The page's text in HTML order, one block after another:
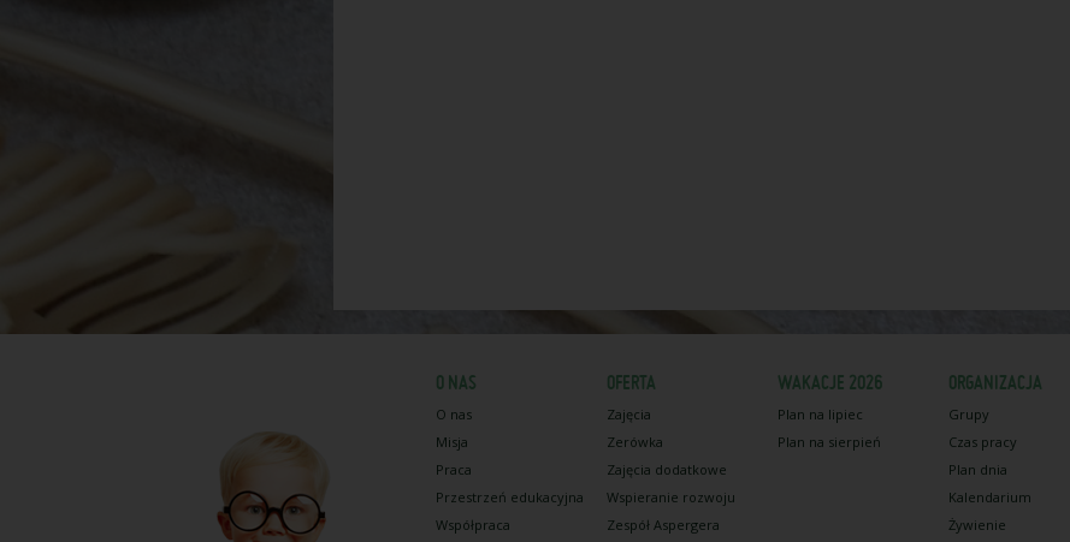
O NAS
O nas
Misja
Praca
Przestrzeń edukacyjna
Współpraca
OFERTA
Zajęcia
Zerówka
Zajęcia dodatkowe
Wspieranie rozwoju
Zespół Aspergera
WAKACJE 2026
Plan na lipiec
Plan na sierpień
ORGANIZACJA
Grupy
Czas pracy
Plan dnia
Kalendarium
Żywienie